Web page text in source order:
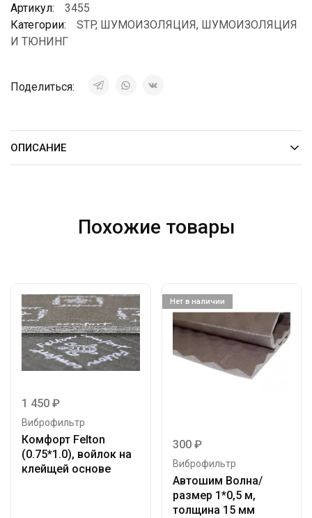
Артикул:
3455
Категории:
STP, ШУМОИЗОЛЯЦИЯ, ШУМОИЗОЛЯЦИЯ
И ТЮНИНГ
Поделиться:
ОПИСАНИЕ
Похожие товары
1 450 ₽
Виброфильтр
Комфорт Felton
(0.75*1.0), войлок на
клейщей основе
Нет в наличии
300 ₽
Виброфильтр
Автошим Волна/
размер 1*0,5 м,
толщина 15 мм